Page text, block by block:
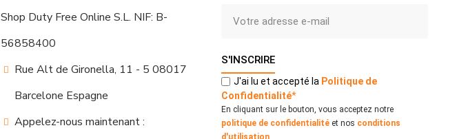
Shop Duty Free Online S.L. NIF: B-
56858400
Rue Alt de Gironella, 11 - 5 08017
Barcelone Espagne
Appelez-nous maintenant :
S'INSCRIRE
J'ai lu et accepté la Politique de
Confidentialité*
En cliquant sur le bouton, vous acceptez notre
politique de confidentialité et nos conditions